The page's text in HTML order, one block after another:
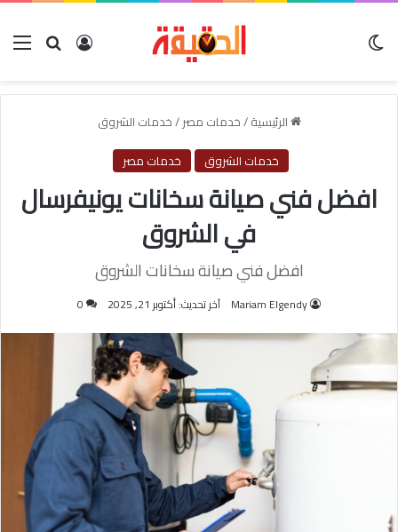
بحث عنتسجيل
الرئيسية/خدمات مصر/خدمات الشروق
خدمات الشروق
خدمات مصر
افضل فني صيانة سخانات يونيفرسال
في الشروق
افضل فني صيانة سخانات الشروق
Mariam Elgendy آخر تحديث: أكتوبر 21, 2025 0